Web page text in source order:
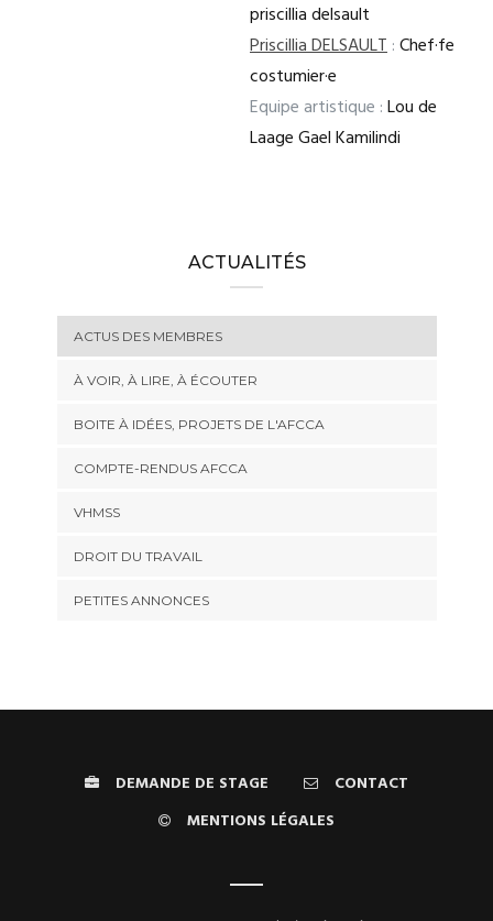
priscillia delsault
Priscillia DELSAULT:Chef·fe
costumier·e
Equipe artistique :Lou de
Laage Gael Kamilindi
ACTUALITÉS
ACTUS DES MEMBRES
À VOIR, À LIRE, À ÉCOUTER
BOITE À IDÉES, PROJETS DE L'AFCCA
COMPTE-RENDUS AFCCA
VHMSS
DROIT DU TRAVAIL
PETITES ANNONCES
DEMANDE DE STAGE
CONTACT
MENTIONS LÉGALES